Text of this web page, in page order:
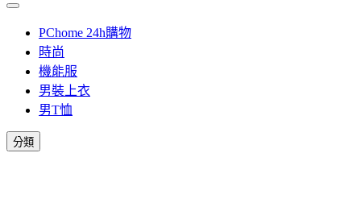
PChome 24h購物
時尚
機能服
男裝上衣
男T恤
分類